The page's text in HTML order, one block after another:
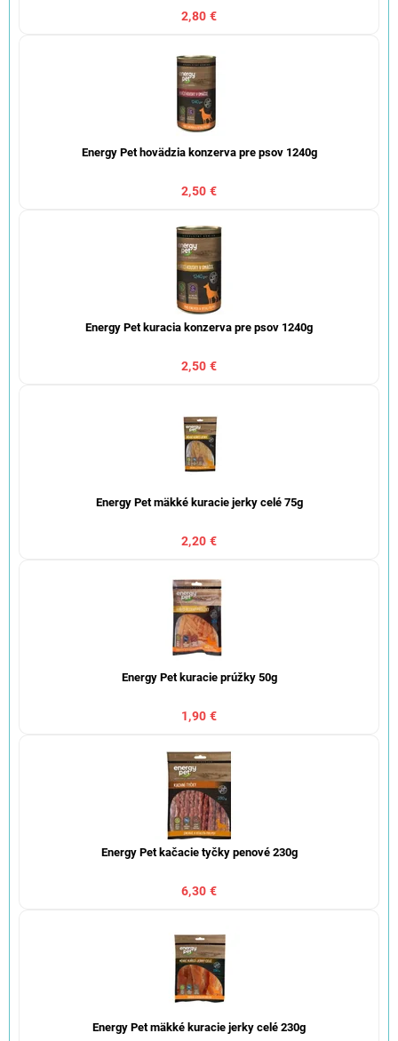
2,80 €
Energy Pet hovädzia konzerva pre psov 1240g
2,50 €
Energy Pet kuracia konzerva pre psov 1240g
2,50 €
Energy Pet mäkké kuracie jerky celé 75g
2,20 €
Energy Pet kuracie prúžky 50g
1,90 €
Energy Pet kačacie tyčky penové 230g
6,30 €
Energy Pet mäkké kuracie jerky celé 230g